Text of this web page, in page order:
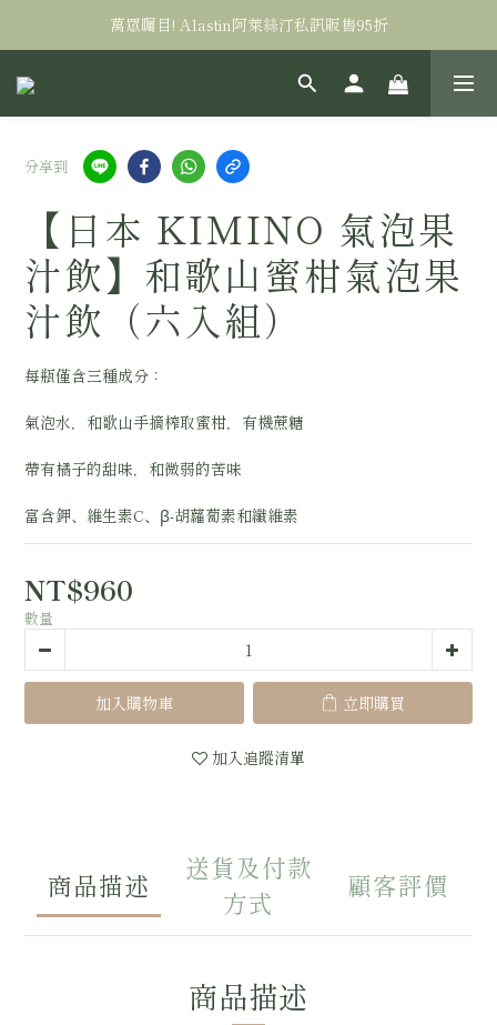
全台滿三千免運！
萬眾矚目! Alastin阿萊絲汀私訊販售95折
全台滿三千免運！
分享到
【日本 KIMINO 氣泡果
汁飲】和歌山蜜柑氣泡果
汁飲（六入組）
每瓶僅含三種成分：
氣泡水，和歌山手摘榨取蜜柑，有機蔗糖
帶有橘子的甜味，和微弱的苦味
富含鉀、維生素C、β-胡蘿蔔素和纖維素
NT$960
數量
加入購物車 立即購買
加入追蹤清單
商品描述
送貨及付款
方式
顧客評價
商品描述